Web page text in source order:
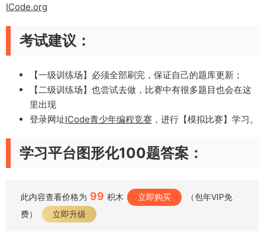
ICode.org
考试建议：
【一级训练场】必须全部刷完，保证自己的题库更新；
【二级训练场】也尝试去做，比赛中有很多题目也会在这
里出现
登录网址ICode青少年编程竞赛 ，进行【模拟比赛】学习。
学习平台图形化100题答案：
此内容查看价格为 99 积木 立即购买
（包年VIP免
费）
立即升级